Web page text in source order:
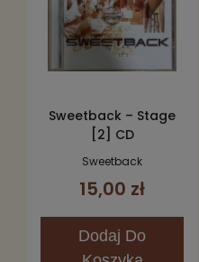
Sweetback – Stage
[2] CD
Sweetback
15,00 zł
Dodaj Do